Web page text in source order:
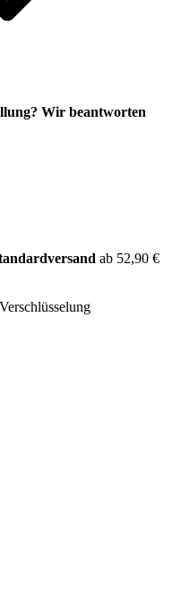
Wir beantworten
ab 52,90 €